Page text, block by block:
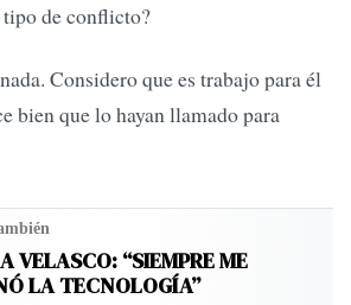
de conflicto?
Considero que es trabajo para él
bien que lo hayan llamado para
VELASCO: “SIEMPRE ME
LA TECNOLOGÍA”